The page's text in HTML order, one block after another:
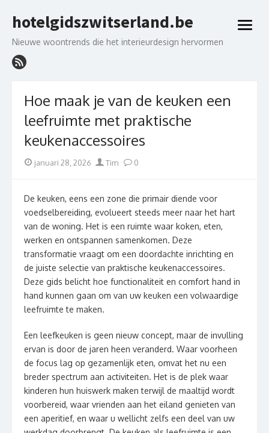
to
hotelgidszwitserland.be
Nieuwe woontrends die het interieurdesign hervormen
open
Hoe maak je van de keuken een
leefruimte met praktische
keukenaccessoires
Postedjanuari 28, 2026 Author
Tim 0
De keuken, eens een zone die primair diende voor
voedselbereiding, evolueert steeds meer naar het hart
van de woning. Het is een ruimte waar koken, eten,
werken en ontspannen samenkomen. Deze
transformatie vraagt om een doordachte inrichting en
de juiste selectie van praktische keukenaccessoires.
Deze gids belicht hoe functionaliteit en comfort hand in
hand kunnen gaan om van uw keuken een volwaardige
leefruimte te maken.
Een leefkeuken is geen nieuw concept, maar de invulling
ervan is door de jaren heen veranderd. Waar voorheen
de focus lag op gezamenlijk eten, omvat het nu een
breder spectrum aan activiteiten. Het is de plek waar
kinderen hun huiswerk maken terwijl de maaltijd wordt
voorbereid, waar vrienden aan het eiland genieten van
een aperitief, en waar u wellicht zelfs een deel van uw